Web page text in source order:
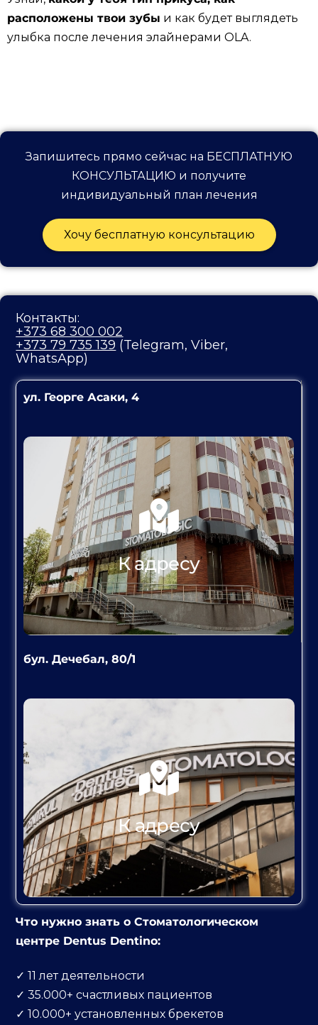
расположены твои зубы и как будет выглядеть
улыбка после лечения элайнерами OLA.
Запишитесь прямо сейчас на БЕСПЛАТНУЮ
КОНСУЛЬТАЦИЮ и получите
индивидуальный план лечения
Хочу бесплатную консультацию
Контакты:
+373 68 300 002
+373 79 735 139 (Telegram, Viber,
WhatsApp)
ул. Георге Асаки, 4
К адресу
К АДРЕСУ
бул. Дечебал, 80/1
К адресу
К АДРЕСУ
Что нужно знать о Стоматологическом
центре Dentus Dentino:
✓ 11 лет деятельности
✓ 35.000+ счастливых пациентов
✓ 10.000+ установленных брекетов